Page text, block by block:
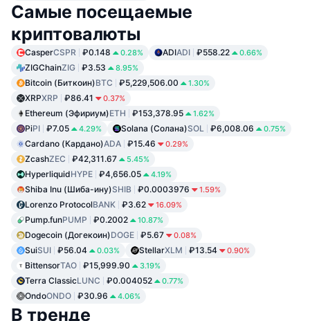
Самые посещаемые
криптовалюты
CasperCSPR ₽0.148 0.28% ADIADI ₽558.22 0.66%
ZIGChainZIG ₽3.53 8.95%
Bitcoin (Биткоин)BTC ₽5,229,506.00 1.30%
XRPXRP ₽86.41 0.37%
Ethereum (Эфириум)ETH ₽153,378.95 1.62%
PiPI ₽7.05 4.29% Solana (Солана)SOL ₽6,008.06 0.75%
Cardano (Кардано)ADA ₽15.46 0.29%
ZcashZEC ₽42,311.67 5.45%
HyperliquidHYPE ₽4,656.05 4.19%
Shiba Inu (Шиба-ину)SHIB ₽0.0003976 1.59%
Lorenzo ProtocolBANK ₽3.62 16.09%
Pump.funPUMP ₽0.2002 10.87%
Dogecoin (Догекоин)DOGE ₽5.67 0.08%
SuiSUI ₽56.04 0.03% StellarXLM ₽13.54 0.90%
BittensorTAO ₽15,999.90 3.19%
Terra ClassicLUNC ₽0.004052 0.77%
OndoONDO ₽30.96 4.06%
В тренде